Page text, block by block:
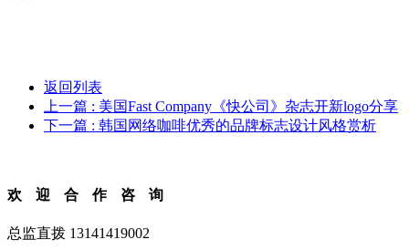
返回列表
上一篇 : 美国Fast Company《快公司》杂志开新logo分享
下一篇 : 韩国网络咖啡优秀的品牌标志设计风格赏析
欢迎合作咨询
总监直拨 13141419002